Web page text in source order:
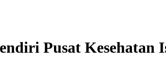
Pusat Kesehatan